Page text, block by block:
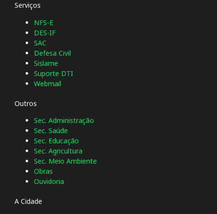
A Cidade
Serviços
NFS-E
DES-IF
SAC
Defesa Civil
Sislame
Suporte DTI
Webmail
Outros
Sec. Administração
Sec. Saúde
Sec. Educação
Sec. Agricultura
Sec. Meio Ambiente
Obras
Ouvidoria